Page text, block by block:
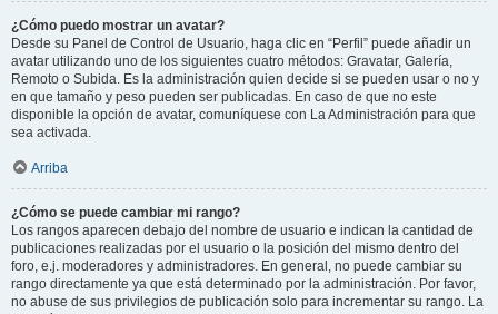
¿Cómo puedo mostrar un avatar?
Desde su Panel de Control de Usuario, haga clic en “Perfil” puede añadir un
avatar utilizando uno de los siguientes cuatro métodos: Gravatar, Galería,
Remoto o Subida. Es la administración quien decide si se pueden usar o no y
en que tamaño y peso pueden ser publicadas. En caso de que no este
disponible la opción de avatar, comuníquese con La Administración para que
sea activada.
Arriba
¿Cómo se puede cambiar mi rango?
Los rangos aparecen debajo del nombre de usuario e indican la cantidad de
publicaciones realizadas por el usuario o la posición del mismo dentro del
foro, e.j. moderadores y administradores. En general, no puede cambiar su
rango directamente ya que está determinado por la administración. Por favor,
no abuse de sus privilegios de publicación solo para incrementar su rango. La